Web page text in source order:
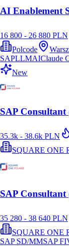
AI Enablement
16 800 - 26 880 PLN
Polcode
SAPLLMAIClaude
New
SAP
35.3k - 38.6k PLN
SQUARE ONE
SAP
35 280 - 38 640 PLN
SQUARE ONE
SAP SD/MMSAP FI